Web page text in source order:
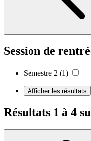
Session de
Semestre 2 (1)
Afficher les résultats
Résultats 1 à 4